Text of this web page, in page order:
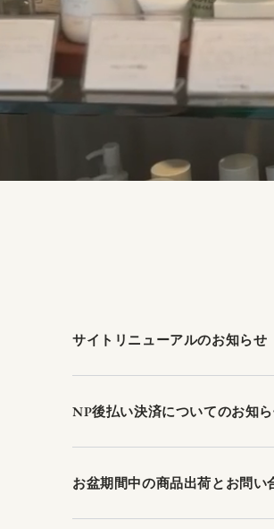
サイトリニューアルのお知らせ
NP後払い決済についてのお知
お盆期間中の商品出荷とお問い